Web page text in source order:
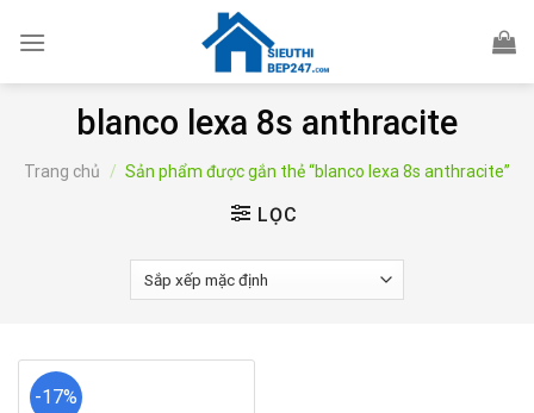
blanco lexa 8s anthracite
Trang chủ / Sản phẩm được gắn thẻ “blanco lexa 8s anthracite”
LỌC
-17%